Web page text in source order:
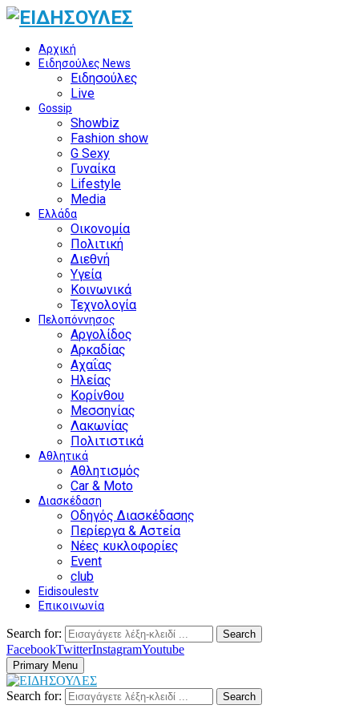
Αρχική
Ειδησούλες News
Ειδησούλες
Live
Gossip
Showbiz
Fashion show
G Sexy
Γυναίκα
Lifestyle
Media
Ελλάδα
Οικονομία
Πολιτική
Διεθνή
Υγεία
Κοινωνικά
Τεχνολογία
Πελοπόννησος
Αργολίδος
Αρκαδίας
Αχαΐας
Ηλείας
Κορίνθου
Μεσσηνίας
Λακωνίας
Πολιτιστικά
Αθλητικά
Αθλητισμός
Car & Moto
Διασκέδαση
Οδηγός Διασκέδασης
Περίεργα & Αστεία
Νέες κυκλοφορίες
Event
club
Eidisoulestv
Επικοινωνία
Search for: Search
FacebookTwitterInstagramYoutube
Primary Menu
Search for: Search